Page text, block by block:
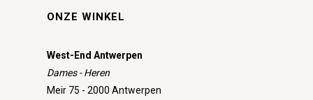
ONZE WINKEL
West-End Antwerpen
Dames - Heren
Meir 75 - 2000 Antwerpen